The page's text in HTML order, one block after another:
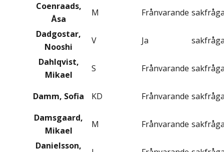
Coenraads,
Åsa
M Frånvarande
Dadgostar,
Nooshi
V Ja
Dahlqvist,
Mikael
S Frånvarande
Damm, Sofia KD Frånvarande
Damsgaard,
Mikael
M Frånvarande
Danielsson,